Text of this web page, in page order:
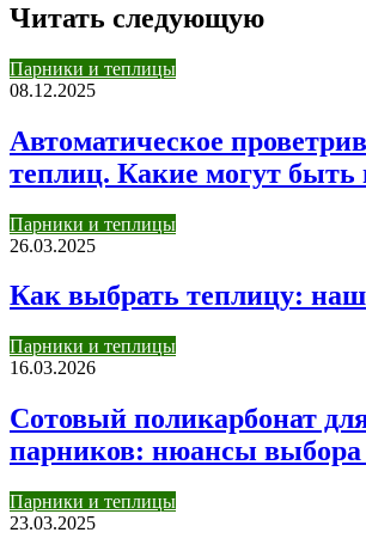
Читать следующую
Парники и теплицы
08.12.2025
Автоматическое
теплиц. Какие могут быть
Парники и теплицы
26.03.2025
Как выбрать теплицу:
Парники и теплицы
16.03.2026
Сотовый поликарбонат
парников: нюансы
Парники и теплицы
23.03.2025